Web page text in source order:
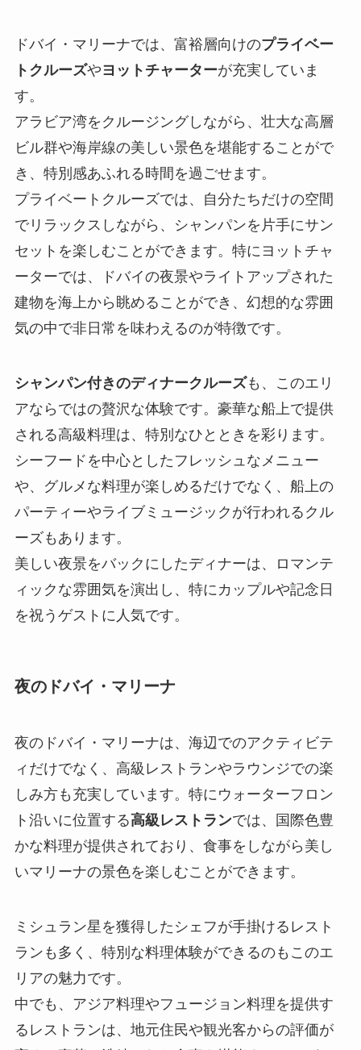
ドバイ・マリーナでは、富裕層向けのプライベー
トクルーズやヨットチャーターが充実していま
す。
アラビア湾をクルージングしながら、壮大な高層
ビル群や海岸線の美しい景色を堪能することがで
き、特別感あふれる時間を過ごせます。
プライベートクルーズでは、自分たちだけの空間
でリラックスしながら、シャンパンを片手にサン
セットを楽しむことができます。特にヨットチャ
ーターでは、ドバイの夜景やライトアップされた
建物を海上から眺めることができ、幻想的な雰囲
気の中で非日常を味わえるのが特徴です。
シャンパン付きのディナークルーズも、このエリ
アならではの贅沢な体験です。豪華な船上で提供
される高級料理は、特別なひとときを彩ります。
シーフードを中心としたフレッシュなメニュー
や、グルメな料理が楽しめるだけでなく、船上の
パーティーやライブミュージックが行われるクル
ーズもあります。
美しい夜景をバックにしたディナーは、ロマンテ
ィックな雰囲気を演出し、特にカップルや記念日
を祝うゲストに人気です。
夜のドバイ・マリーナ
夜のドバイ・マリーナは、海辺でのアクティビテ
ィだけでなく、高級レストランやラウンジでの楽
しみ方も充実しています。特にウォーターフロン
ト沿いに位置する高級レストランでは、国際色豊
かな料理が提供されており、食事をしながら美し
いマリーナの景色を楽しむことができます。
ミシュラン星を獲得したシェフが手掛けるレスト
ランも多く、特別な料理体験ができるのもこのエ
リアの魅力です。
中でも、アジア料理やフュージョン料理を提供す
るレストランは、地元住民や観光客からの評価が